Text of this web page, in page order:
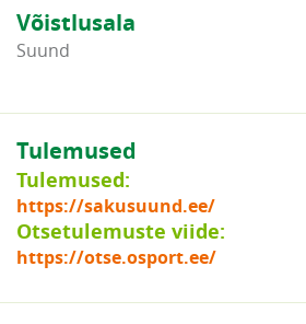
Võistlusala
Suund
Tulemused
Tulemused:
https://sakusuund.ee/
Otsetulemuste viide:
https://otse.osport.ee/